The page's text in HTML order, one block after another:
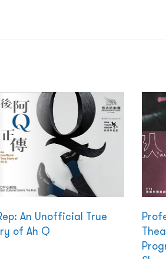
An Unofficial True
of Ah Q